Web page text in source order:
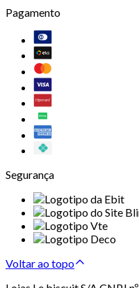
Pagamento
Segurança
Voltar ao topo